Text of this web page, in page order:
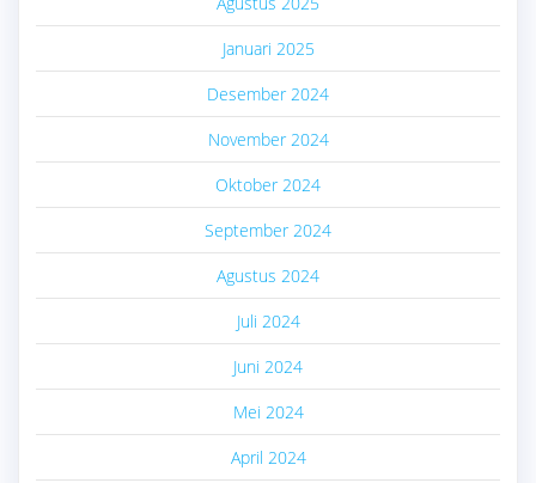
Januari 2025
Desember 2024
November 2024
Oktober 2024
September 2024
Agustus 2024
Juli 2024
Juni 2024
Mei 2024
April 2024